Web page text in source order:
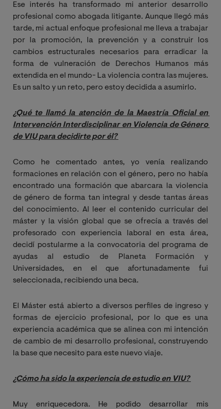
Ese interés ha transformado mi anterior desarrollo
profesional como abogada litigante. Aunque llegó más
tarde, mi actual enfoque profesional me lleva a trabajar
por la promoción, la prevención y a construir los
cambios estructurales necesarios para erradicar la
forma de vulneración de Derechos Humanos más
extendida en el mundo- La violencia contra las mujeres.
Es un salto y un reto, pero estoy decidida a asumirlo.
¿Qué te llamó la atención de la Maestría Oficial en
Intervención Interdisciplinar en Violencia de Género
de VIU para decidirte por él?
Como he comentado antes, yo venía realizando
formaciones en relación con el género, pero no había
encontrado una formación que abarcara la violencia
de género de forma tan integral y desde tantas áreas
del conocimiento. Al leer el contenido curricular del
máster y la visión global que se ofrecía a través del
profesorado con experiencia laboral en esta área,
decidí postularme a la convocatoria del programa de
ayudas al estudio de Planeta Formación y
Universidades, en el que afortunadamente fui
seleccionada, recibiendo una beca.
El Máster está abierto a diversos perfiles de ingreso y
formas de ejercicio profesional, por lo que es una
experiencia académica que se alinea con mi intención
de cambio de mi desarrollo profesional, construyendo
la base que necesito para este nuevo viaje.
¿Cómo ha sido la experiencia de estudio en VIU?
Muy enriquecedora. He podido desarrollar mis